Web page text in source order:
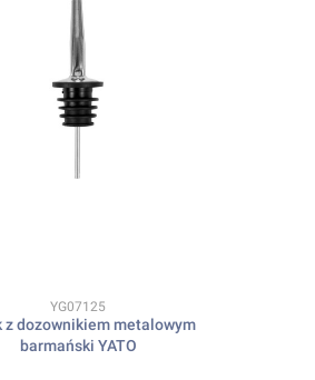
Kod produktu
YG07125
z dozownikiem metalowym
barmański YATO